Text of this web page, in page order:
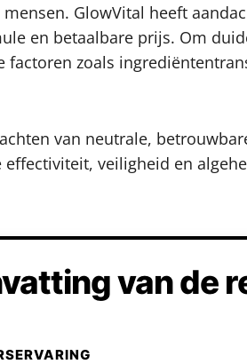
GlowVital heeft
en betaalbare prijs. Om
zoals
van neutrale,
veiligheid en
van de